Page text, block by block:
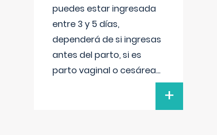
puedes estar ingresada
entre 3 y 5 días,
dependerá de si ingresas
antes del parto, si es
parto vaginal o cesárea...
+